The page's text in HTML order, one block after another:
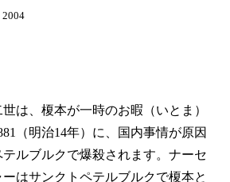
は、榎本が一時のお暇（いとま）
（明治14年）に、国内事情が原因
ルブルクで爆殺されます。ナーセ
はサンクトペテルブルクで榎本と